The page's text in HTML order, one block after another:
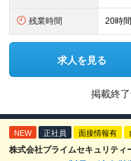
残業時間 20時
求人を見る
掲載終
NEW 正社員 面接情報有
株式会社プライムセキュリティ